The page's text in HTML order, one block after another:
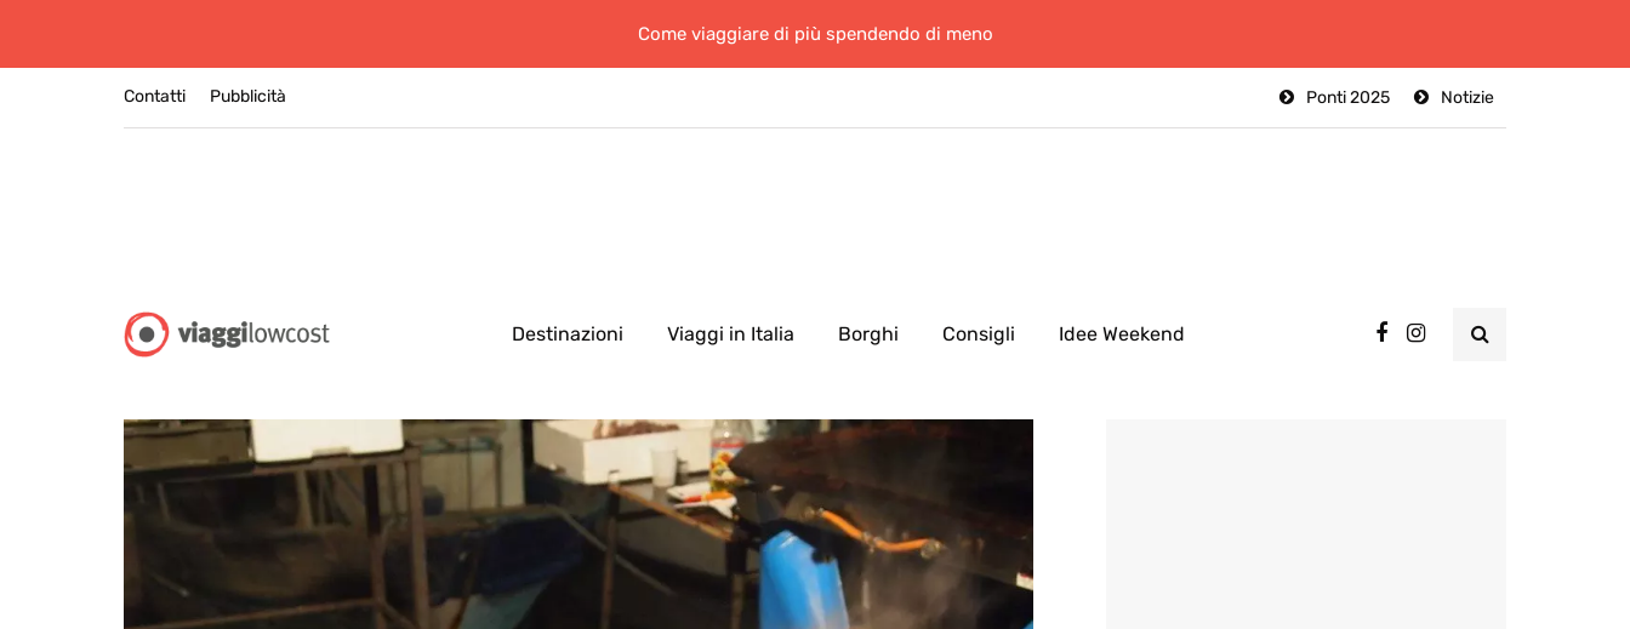
Come viaggiare di più spendendo di meno
Contatti Notizie
Ponti 2025
Pubblicità
Destinazioni Viaggi in Italia Borghi Consigli Idee Weekend